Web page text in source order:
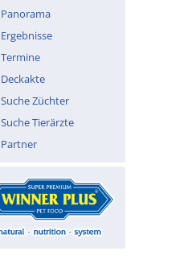
Panorama
Ergebnisse
Termine
Deckakte
Suche Züchter
Suche Tierärzte
Partner